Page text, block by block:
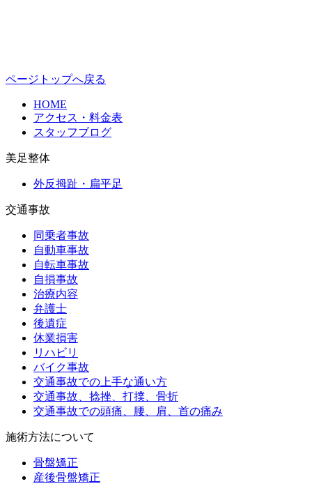
ページトップへ戻る
HOME
アクセス・料金表
スタッフブログ
美足整体
外反拇趾・扁平足
交通事故
同乗者事故
自動車事故
自転車事故
自損事故
治療内容
弁護士
後遺症
休業損害
リハビリ
バイク事故
交通事故での上手な通い方
交通事故、捻挫、打撲、骨折
交通事故での頭痛、腰、肩、首の痛み
施術方法について
骨盤矯正
産後骨盤矯正